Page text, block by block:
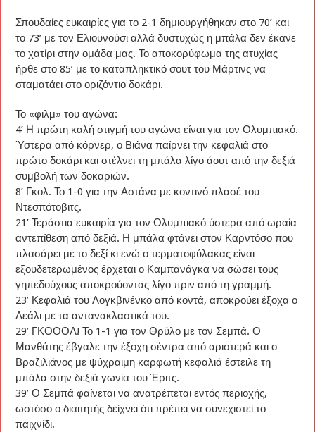
Σπουδαίες ευκαιρίες για το 2-1 δημιουργήθηκαν στο 70’ και
το 73’ με τον Ελιουνούσι αλλά δυστυχώς η μπάλα δεν έκανε
το χατίρι στην ομάδα μας. Το αποκορύφωμα της ατυχίας
ήρθε στο 85’ με το καταπληκτικό σουτ του Μάρτινς να
σταματάει στο οριζόντιο δοκάρι.
Το «φιλμ» του αγώνα:
4’ Η πρώτη καλή στιγμή του αγώνα είναι για τον Ολυμπιακό.
Ύστερα από κόρνερ, ο Βιάνα παίρνει την κεφαλιά στο
πρώτο δοκάρι και στέλνει τη μπάλα λίγο άουτ από την δεξιά
συμβολή των δοκαριών.
8’ Γκολ. Το 1-0 για την Αστάνα με κοντινό πλασέ του
Ντεσπότοβιτς.
21’ Τεράστια ευκαιρία για τον Ολυμπιακό ύστερα από ωραία
αντεπίθεση από δεξιά. Η μπάλα φτάνει στον Καρντόσο που
πλασάρει με το δεξί κι ενώ ο τερματοφύλακας είναι
εξουδετερωμένος έρχεται ο Καμπανάγκα να σώσει τους
γηπεδούχους αποκρούοντας λίγο πριν από τη γραμμή.
23’ Κεφαλιά του Λογκβινένκο από κοντά, αποκρούει έξοχα ο
Λεάλι με τα αντανακλαστικά του.
29’ ΓΚΟΟΟΛ! Το 1-1 για τον Θρύλο με τον Σεμπά. Ο
Μανθάτης έβγαλε την έξοχη σέντρα από αριστερά και ο
Βραζιλιάνος με ψύχραιμη καρφωτή κεφαλιά έστειλε τη
μπάλα στην δεξιά γωνία του Έριτς.
39’ Ο Σεμπά φαίνεται να ανατρέπεται εντός περιοχής,
ωστόσο ο διαιτητής δείχνει ότι πρέπει να συνεχιστεί το
παιχνίδι.